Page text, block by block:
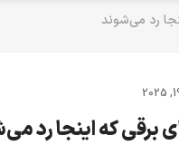
رد می‌شوند
برقی که اینجا رد